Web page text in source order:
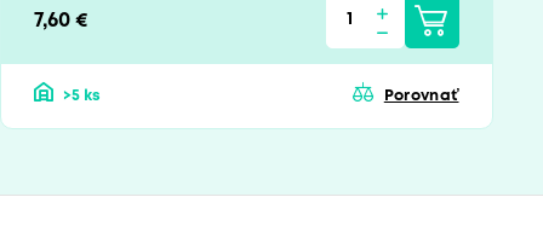
7,60 €
>5 ks Porovnať